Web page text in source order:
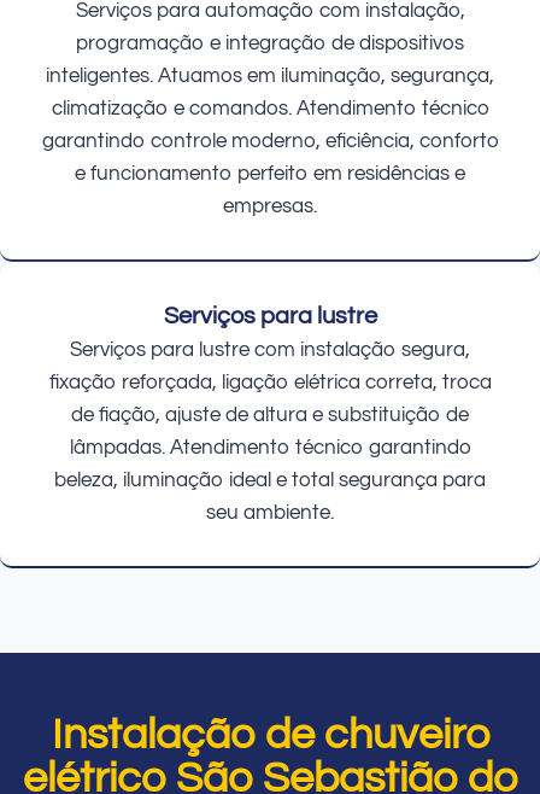
Serviços para automação com instalação,
programação e integração de dispositivos
inteligentes. Atuamos em iluminação, segurança,
climatização e comandos. Atendimento técnico
garantindo controle moderno, eficiência, conforto
e funcionamento perfeito em residências e
empresas.
Serviços para lustre
Serviços para lustre com instalação segura,
fixação reforçada, ligação elétrica correta, troca
de fiação, ajuste de altura e substituição de
lâmpadas. Atendimento técnico garantindo
beleza, iluminação ideal e total segurança para
seu ambiente.
Instalação de chuveiro
elétrico São Sebastião do